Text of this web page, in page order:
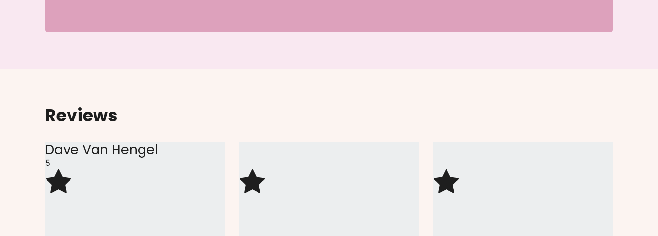
Reviews
Dave Van Hengel
5